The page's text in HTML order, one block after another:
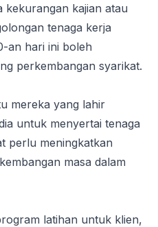
kekurangan kajian atau
tenaga kerja
an hari ini boleh
perkembangan syarikat.
mereka yang lahir
untuk menyertai tenaga
perlu meningkatkan
masa dalam
latihan untuk klien,